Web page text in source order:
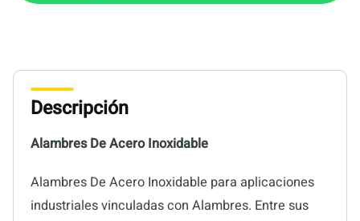
Descripción
Alambres De Acero Inoxidable
Alambres De Acero Inoxidable para aplicaciones
industriales vinculadas con Alambres. Entre sus